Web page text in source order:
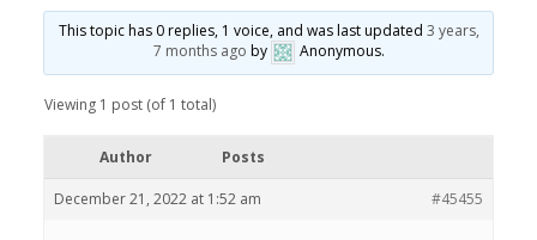
This topic has 0 replies, 1 voice, and was last updated 3 years,
7 months ago by Anonymous.
Viewing 1 post (of 1 total)
Author Posts
December 21, 2022 at 1:52 am #45455